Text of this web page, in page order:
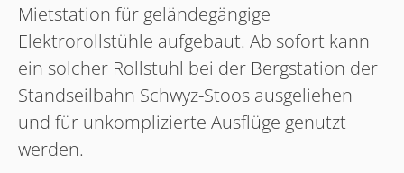
Mietstation für geländegängige
Elektrorollstühle aufgebaut. Ab sofort kann
ein solcher Rollstuhl bei der Bergstation der
Standseilbahn Schwyz-Stoos ausgeliehen
und für unkomplizierte Ausflüge genutzt
werden.